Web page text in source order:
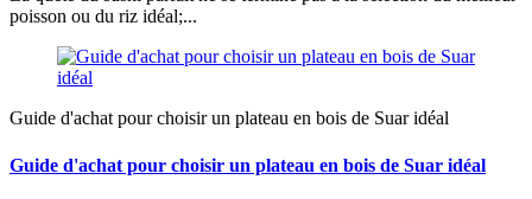
poisson ou du riz idéal;...
Guide d'achat pour choisir un plateau en bois de Suar idéal
Guide d'achat pour choisir un plateau en bois de Suar idéal